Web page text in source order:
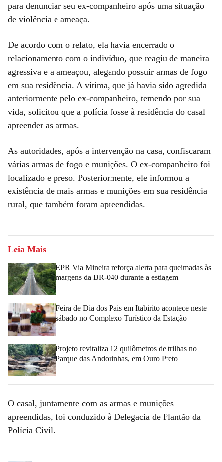
para denunciar seu ex-companheiro após uma situação
de violência e ameaça.
De acordo com o relato, ela havia encerrado o
relacionamento com o indivíduo, que reagiu de maneira
agressiva e a ameaçou, alegando possuir armas de fogo
em sua residência. A vítima, que já havia sido agredida
anteriormente pelo ex-companheiro, temendo por sua
vida, solicitou que a polícia fosse à residência do casal
apreender as armas.
As autoridades, após a intervenção na casa, confiscaram
várias armas de fogo e munições. O ex-companheiro foi
localizado e preso. Posteriormente, ele informou a
existência de mais armas e munições em sua residência
rural, que também foram apreendidas.
Leia Mais
EPR Via Mineira reforça alerta para queimadas às
margens da BR-040 durante a estiagem
Feira de Dia dos Pais em Itabirito acontece neste
sábado no Complexo Turístico da Estação
Projeto revitaliza 12 quilômetros de trilhas no
Parque das Andorinhas, em Ouro Preto
O casal, juntamente com as armas e munições
apreendidas, foi conduzido à Delegacia de Plantão da
Polícia Civil.